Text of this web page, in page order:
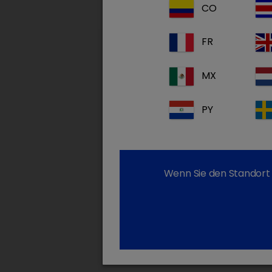
CO
FR
MX
PY
Wenn Sie den